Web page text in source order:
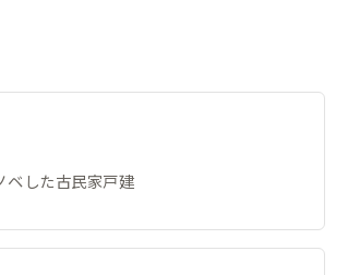
ベした古民家戸建